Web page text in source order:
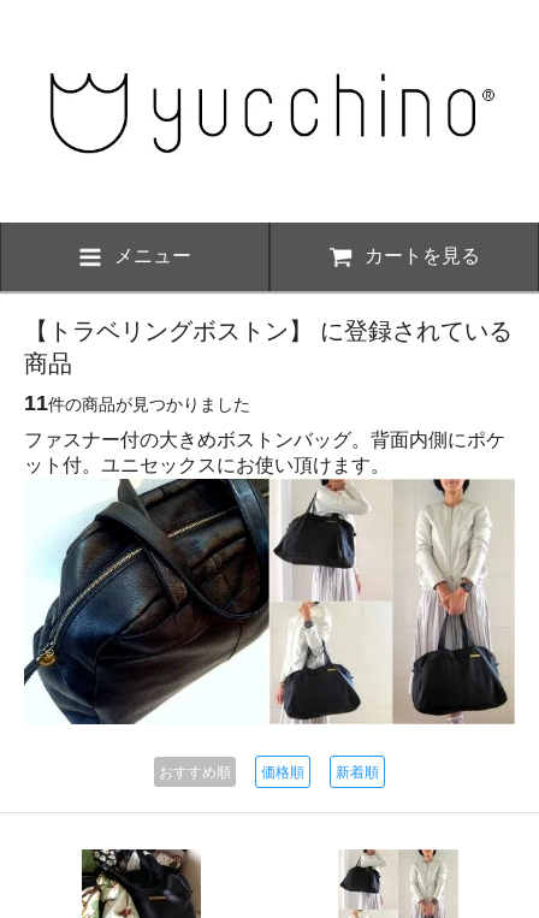
メニュー カートを見る
【トラベリングボストン】 に登録されている
商品
11件の商品が見つかりました
ファスナー付の大きめボストンバッグ。背面内側にポケ
ット付。ユニセックスにお使い頂けます。
おすすめ順 価格順 新着順